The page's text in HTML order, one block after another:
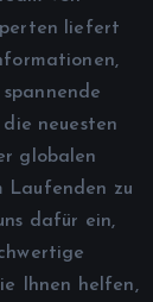
liefert
neuesten
globalen
Laufenden zu
dafür ein,
Ihnen helfen,